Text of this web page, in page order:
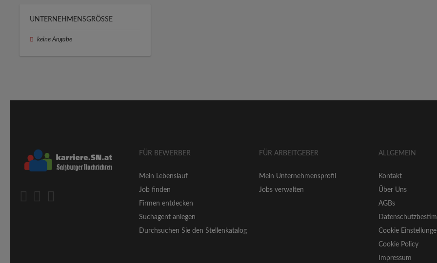
UNTERNEHMENSGRÖSSE
keine Angabe
FÜR BEWERBER
Mein Lebenslauf
Job finden
Firmen entdecken
Suchagent anlegen
Durchsuchen Sie den Stellenkatalog
FÜR ARBEITGEBER
Mein Unternehmensprofil
Jobs verwalten
ALLGEMEIN
Kontakt
Über Uns
AGBs
Cookie
Cookie Policy
Impressum